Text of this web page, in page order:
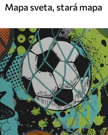
Mapa sveta, stará mapa